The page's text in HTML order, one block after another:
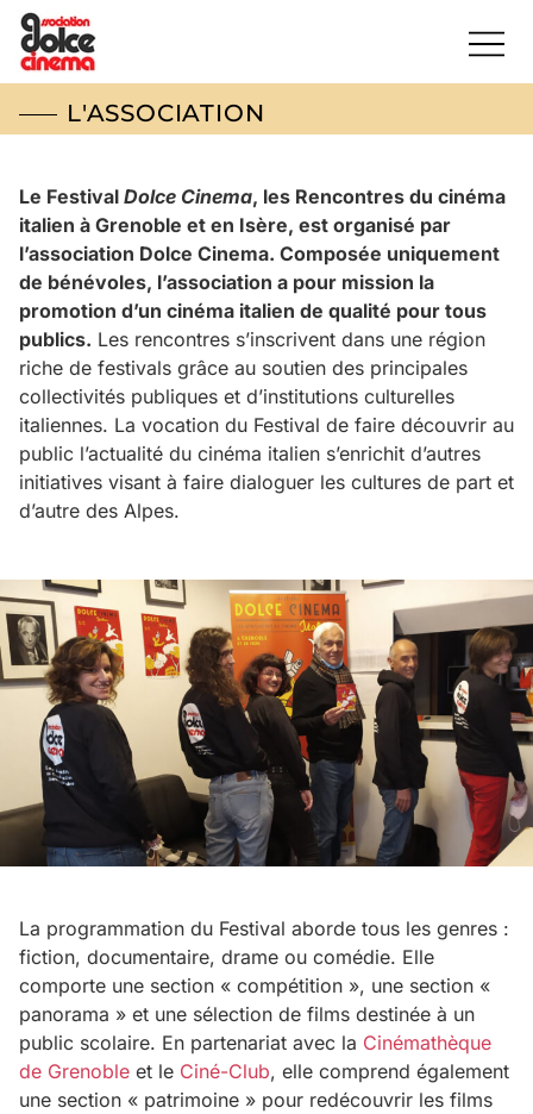
L'ASSOCIATION
Le Festival Dolce Cinema, les Rencontres du cinéma
italien à Grenoble et en Isère, est organisé par
l’association Dolce Cinema. Composée uniquement
de bénévoles, l’association a pour mission la
promotion d’un cinéma italien de qualité pour tous
publics. Les rencontres s’inscrivent dans une région
riche de festivals grâce au soutien des principales
collectivités publiques et d’institutions culturelles
italiennes. La vocation du Festival de faire découvrir au
public l’actualité du cinéma italien s’enrichit d’autres
initiatives visant à faire dialoguer les cultures de part et
d’autre des Alpes.
La programmation du Festival aborde tous les genres :
fiction, documentaire, drame ou comédie. Elle
comporte une section « compétition », une section «
panorama » et une sélection de films destinée à un
public scolaire. En partenariat avec la Cinémathèque
de Grenoble et le Ciné-Club, elle comprend également
une section « patrimoine » pour redécouvrir les films